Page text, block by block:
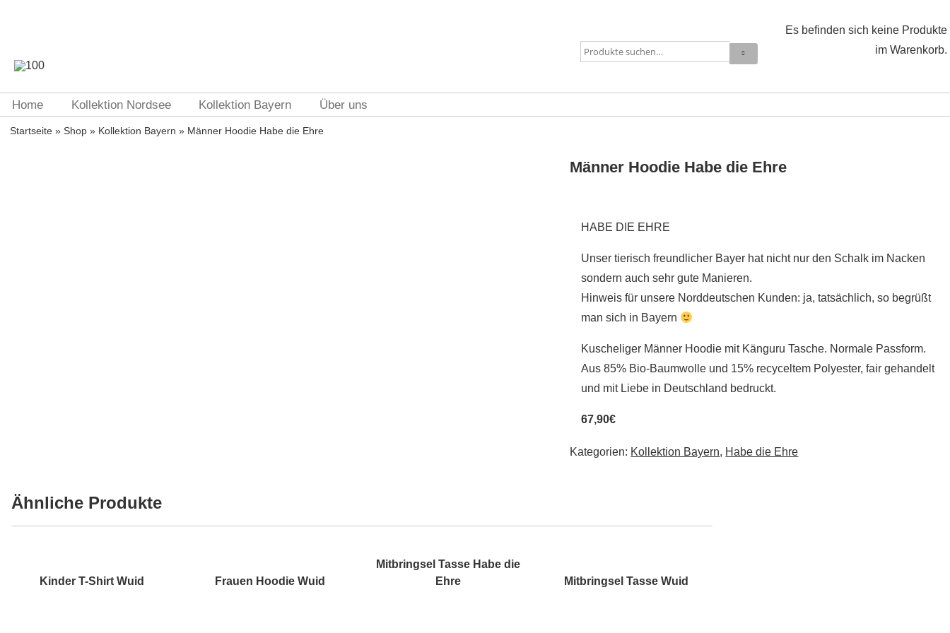
Es befinden sich keine Produkte
im Warenkorb.
Home Kollektion Nordsee Kollektion Bayern Über uns
Startseite» Shop» Kollektion Bayern » Männer Hoodie Habe die Ehre
Männer Hoodie Habe die Ehre
HABE DIE EHRE
Unser tierisch freundlicher Bayer hat nicht nur den Schalk im Nacken
sondern auch sehr gute Manieren.
Hinweis für unsere Norddeutschen Kunden: ja, tatsächlich, so begrüßt
man sich in Bayern
Kuscheliger Männer Hoodie mit Känguru Tasche. Normale Passform.
Aus 85% Bio-Baumwolle und 15% recyceltem Polyester, fair gehandelt
und mit Liebe in Deutschland bedruckt.
67,90€
Kategorien: Kollektion Bayern, Habe die Ehre
Ähnliche Produkte
Kinder T-Shirt Wuid Frauen Hoodie Wuid
Mitbringsel Tasse Habe die
Ehre
Mitbringsel Tasse Wuid